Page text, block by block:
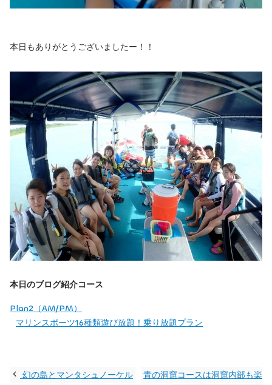
本日もありがとうございましたー！！
本日のブログ紹介コース
Plan2（AM/PM）
マリンスポーツ16種類遊び放題！乗り放題プラン
幻の島とマンタシュノーケル
青の洞窟コースは洞窟内部も楽